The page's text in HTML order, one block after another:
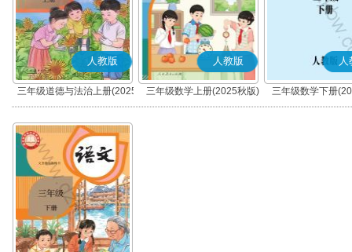
人教版
三年级道德与法治上册(2025
秋版)(部编版)
人教版
三年级数学上册(2025秋版)
人
三年级数学下册